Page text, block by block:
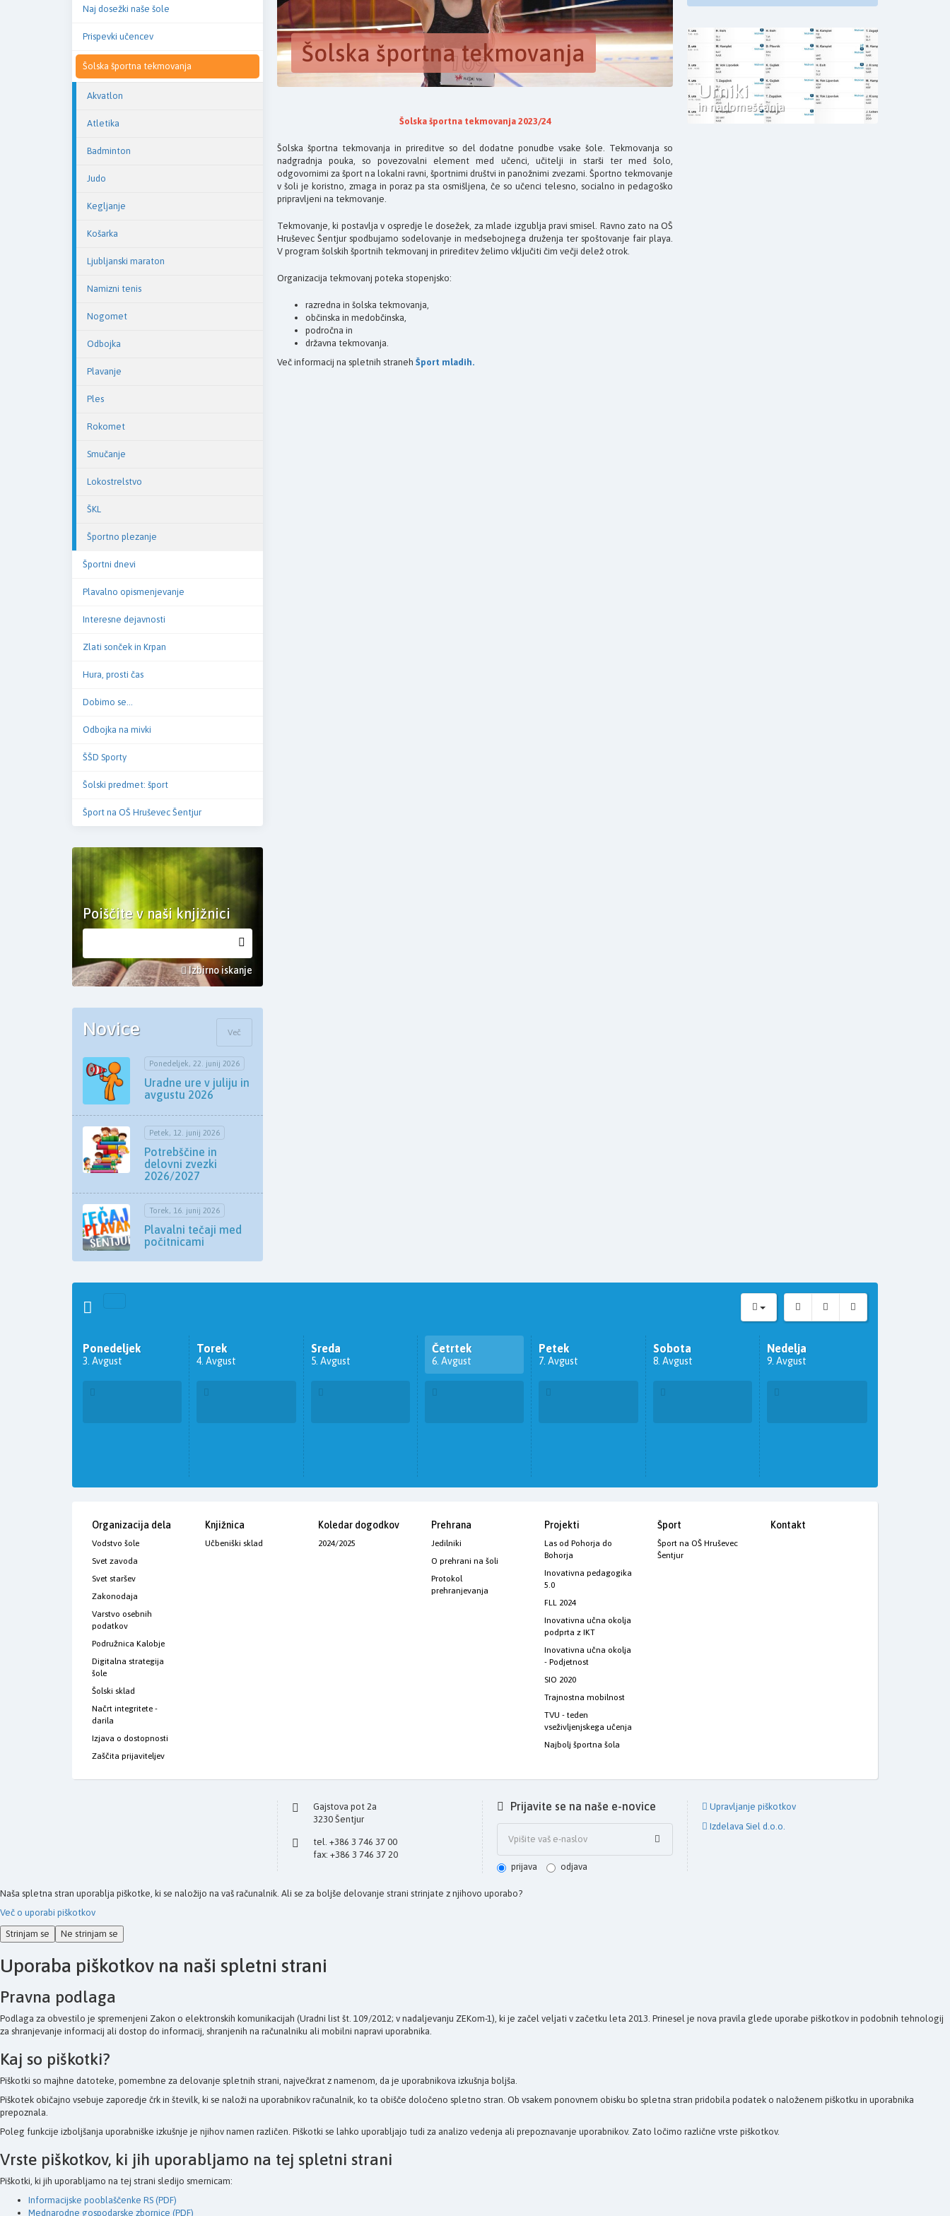
Naj dosežki naše šole
Prispevki učencev
Šolska športna tekmovanja
Akvatlon
Atletika
Badminton
Judo
Kegljanje
Košarka
Ljubljanski maraton
Namizni tenis
Nogomet
Odbojka
Plavanje
Ples
Rokomet
Smučanje
Lokostrelstvo
ŠKL
Športno plezanje
Športni dnevi
Plavalno opismenjevanje
Interesne dejavnosti
Zlati sonček in Krpan
Hura, prosti čas
Dobimo se...
Odbojka na mivki
ŠŠD Sporty
Šolski predmet: šport
Šport na OŠ Hruševec Šentjur
Poiščite v naši knjižnici
Izbirno iskanje
Novice Več
Ponedeljek, 22. junij 2026
Uradne ure v juliju in
avgustu 2026
Petek, 12. junij 2026
Potrebščine in
delovni zvezki
2026/2027
Torek, 16. junij 2026
Plavalni tečaji med
počitnicami
Šolska športna tekmovanja
Šolska športna tekmovanja 2023/24
Šolska športna tekmovanja in prireditve so del dodatne ponudbe vsake šole. Tekmovanja so
nadgradnja pouka, so povezovalni element med učenci, učitelji in starši ter med šolo,
odgovornimi za šport na lokalni ravni, športnimi društvi in panožnimi zvezami. Športno tekmovanje
v šoli je koristno, zmaga in poraz pa sta osmišljena, če so učenci telesno, socialno in pedagoško
pripravljeni na tekmovanje.
Tekmovanje, ki postavlja v ospredje le dosežek, za mlade izgublja pravi smisel. Ravno zato na OŠ
Hruševec Šentjur spodbujamo sodelovanje in medsebojnega druženja ter spoštovanje fair playa.
V program šolskih športnih tekmovanj in prireditev želimo vključiti čim večji delež otrok.
Organizacija tekmovanj poteka stopenjsko:
razredna in šolska tekmovanja,
občinska in medobčinska,
področna in
državna tekmovanja.
Več informacij na spletnih straneh Šport mladih.
Urniki
in nadomeščanja
Ponedeljek
3. Avgust
Torek
4. Avgust
Sreda
5. Avgust
Četrtek
6. Avgust
Petek
7. Avgust
Sobota
8. Avgust
Nedelja
9. Avgust
Organizacija dela
Vodstvo šole
Svet zavoda
Svet staršev
Zakonodaja
Varstvo osebnih
podatkov
Podružnica Kalobje
Digitalna strategija
šole
Šolski sklad
Načrt integritete -
darila
Izjava o dostopnosti
Zaščita prijaviteljev
Knjižnica
Učbeniški sklad
Koledar dogodkov
2024/2025
Prehrana
Jedilniki
O prehrani na šoli
Protokol
prehranjevanja
Projekti
Las od Pohorja do
Bohorja
Inovativna pedagogika
5.0
FLL 2024
Inovativna učna okolja
podprta z IKT
Inovativna učna okolja
- Podjetnost
SIO 2020
Trajnostna mobilnost
TVU - teden
vseživljenjskega učenja
Najbolj športna šola
Šport
Šport na OŠ Hruševec
Šentjur
Kontakt
Gajstova pot 2a
3230 Šentjur
tel. +386 3 746 37 00
fax: +386 3 746 37 20
Prijavite se na naše e-novice
prijava odjava
Upravljanje piškotkov
Izdelava Siel d.o.o.
Naša spletna stran uporablja piškotke, ki se naložijo na vaš računalnik. Ali se za boljše delovanje strani strinjate z njihovo uporabo?
Več o uporabi piškotkov
Strinjam se
Ne strinjam se
Uporaba piškotkov na naši spletni strani
Pravna podlaga
Podlaga za obvestilo je spremenjeni Zakon o elektronskih komunikacijah (Uradni list št. 109/2012; v nadaljevanju ZEKom-1), ki je začel veljati v začetku leta 2013. Prinesel je nova pravila glede uporabe piškotkov in podobnih tehnologij
za shranjevanje informacij ali dostop do informacij, shranjenih na računalniku ali mobilni napravi uporabnika.
Kaj so piškotki?
Piškotki so majhne datoteke, pomembne za delovanje spletnih strani, največkrat z namenom, da je uporabnikova izkušnja boljša.
Piškotek običajno vsebuje zaporedje črk in številk, ki se naloži na uporabnikov računalnik, ko ta obišče določeno spletno stran. Ob vsakem ponovnem obisku bo spletna stran pridobila podatek o naloženem piškotku in uporabnika
prepoznala.
Poleg funkcije izboljšanja uporabniške izkušnje je njihov namen različen. Piškotki se lahko uporabljajo tudi za analizo vedenja ali prepoznavanje uporabnikov. Zato ločimo različne vrste piškotkov.
Vrste piškotkov, ki jih uporabljamo na tej spletni strani
Piškotki, ki jih uporabljamo na tej strani sledijo smernicam:
Informacijske pooblaščenke RS (PDF)
Mednarodne gospodarske zbornice (PDF)